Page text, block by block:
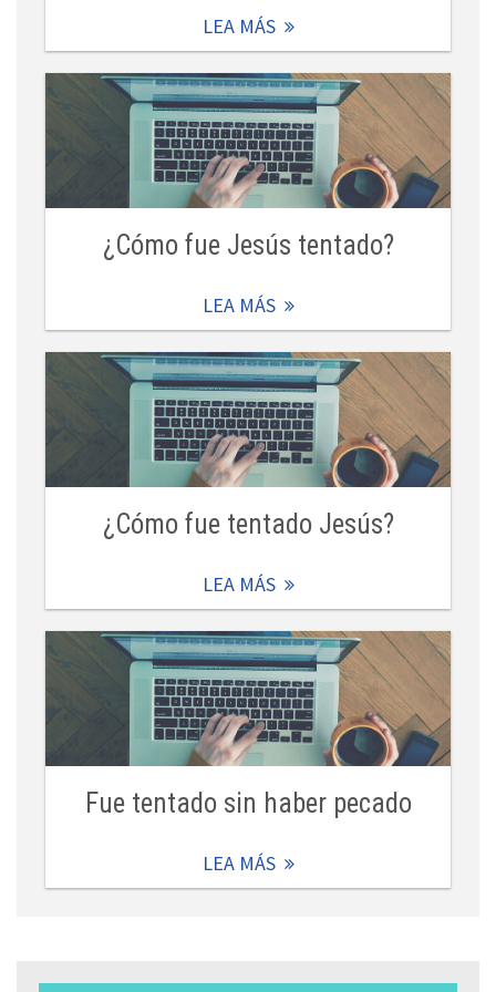
LEA MÁS
¿Cómo fue Jesús tentado?
LEA MÁS
¿Cómo fue tentado Jesús?
LEA MÁS
Fue tentado sin haber pecado
LEA MÁS